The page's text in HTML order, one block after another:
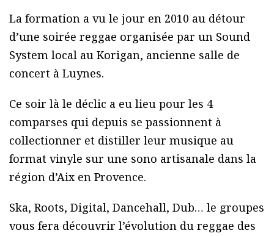
La formation a vu le jour en 2010 au détour
d’une soirée reggae organisée par un Sound
System local au Korigan, ancienne salle de
concert à Luynes.
Ce soir là le déclic a eu lieu pour les 4
comparses qui depuis se passionnent à
collectionner et distiller leur musique au
format vinyle sur une sono artisanale dans la
région d’Aix en Provence.
Ska, Roots, Digital, Dancehall, Dub… le groupes
vous fera découvrir l’évolution du reggae des